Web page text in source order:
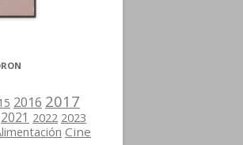
2016 2017
2021 2022 2023
Cine